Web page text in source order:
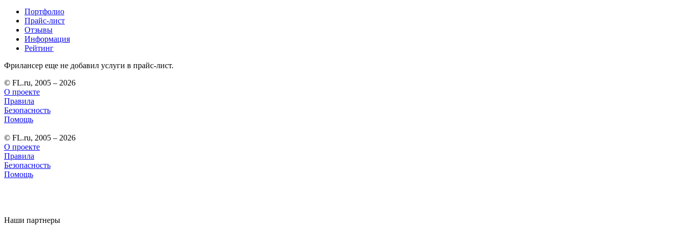
Портфолио
Прайс-лист
Отзывы
Информация
Рейтинг
Фрилансер еще не добавил услуги в прайс-лист.
© FL.ru, 2005 – 2026
О проекте
Правила
Безопасность
Помощь
© FL.ru, 2005 – 2026
О проекте
Правила
Безопасность
Помощь
Наши партнеры